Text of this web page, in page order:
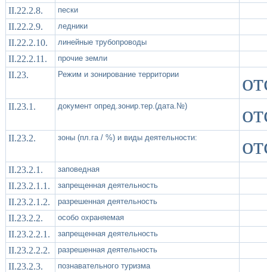
II.22.2.8. пески
II.22.2.9. ледники
II.22.2.10. линейные трубопроводы
II.22.2.11. прочие земли
II.23. Режим и зонирование территории
II.23.1. документ опред.зонир.тер.(дата.№)
II.23.2. зоны (пл.га / %) и виды деятельности:
II.23.2.1. заповедная
II.23.2.1.1. запрещенная деятельность
II.23.2.1.2. разрешенная деятельность
II.23.2.2. особо охраняемая
II.23.2.2.1. запрещенная деятельность
II.23.2.2.2. разрешенная деятельность
II.23.2.3. познавательного туризма